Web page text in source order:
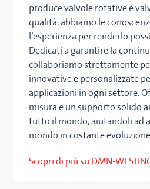
produce valvole rotative e
qualità, abbiamo le
l’esperienza per renderlo
Dedicati a garantire la
collaboriamo strettamente
innovative e personalizzate
applicazioni in ogni settore.
misura e un supporto solido
tutto il mondo, aiutandoli ad
mondo in costante
Scopri di più su DMN-